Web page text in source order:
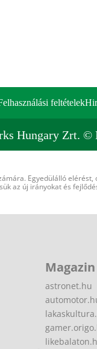
feltételek
Hungary Zrt.
Egyedülálló
az új irányokat és
Magazin
astronet.hu